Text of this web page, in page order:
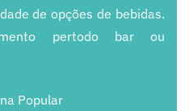
de opções de bebidas.
pertodo bar ou
+